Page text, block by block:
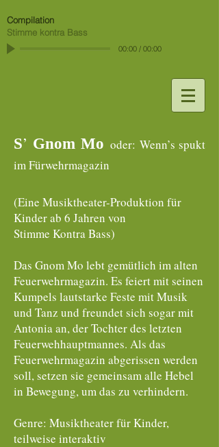
Compilation
Stimme kontra Bass
00:00/ 00:00
S’ Gnom Mo oder: Wenn’s spukt
im Fürwehrmagazin
(Eine Musiktheater-Produktion für
Kinder ab 6 Jahren von
Stimme Kontra Bass)
Das Gnom Mo lebt gemütlich im alten
Feuerwehrmagazin. Es feiert mit seinen
Kumpels lautstarke Feste mit Musik
und Tanz und freundet sich sogar mit
Antonia an, der Tochter des letzten
Feuerwehhauptmannes. Als das
Feuerwehrmagazin abgerissen werden
soll, setzen sie gemeinsam alle Hebel
in Bewegung, um das zu verhindern.
Genre: Musiktheater für Kinder,
teilweise interaktiv